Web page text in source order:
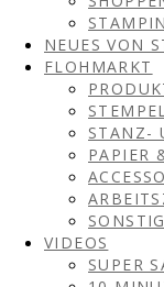
NEUES VON
FLOHMARKT
STANZ-
PAPIER
VIDEOS
SUPER